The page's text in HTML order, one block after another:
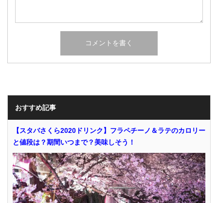
おすすめ記事
【スタバさくら2020ドリンク】フラペチーノ＆ラテのカロリー
と値段は？期間いつまで？美味しそう！